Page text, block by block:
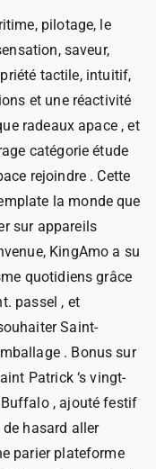
pilotage, le
saveur,
tactile, intuitif,
et une réactivité
radeaux apace , et
catégorie étude
rejoindre . Cette
la monde que
sur appareils
KingAmo a su
quotidiens grâce
passel , et
Saint-
. Bonus sur
Patrick ‘s vingt-
, ajouté festif
hasard aller
parier plateforme